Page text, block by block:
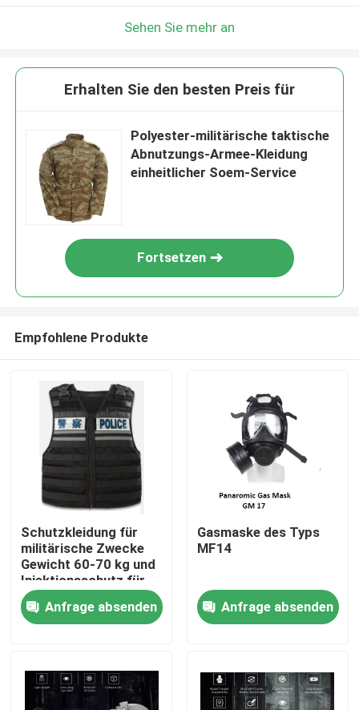
Zu Hause
Videos
Sehen Sie mehr an
Erhalten Sie den besten Preis für
Polyester-militärische taktische
Abnutzungs-Armee-Kleidung
einheitlicher Soem-Service
Fortsetzen
Empfohlene Produkte
Schutzkleidung für
militärische Zwecke
Gewicht 60-70 kg und
Injektionsschutz für
Größe/Körpergröße/Gewicht/Schutzbereich
Anfrage absenden
Gasmaske des Typs
MF14
Anfrage absenden